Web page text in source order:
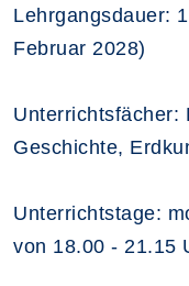
Lehrgangsdauer:
Februar 2028)
Unterrichtsfächer:
Geschichte,
Unterrichtstage:
von 18.00 - 21.15